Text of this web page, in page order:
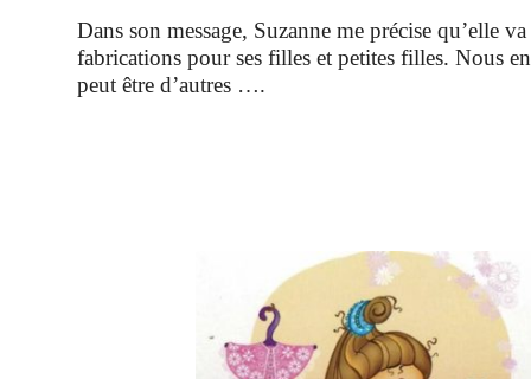
Dans son message, Suzanne me précise qu’elle
fabrications pour ses filles et petites filles. Nous
peut être d’autres ….